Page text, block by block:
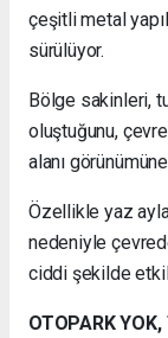
çeşitli metal
sürülüyor.
Bölge sakinleri,
oluştuğunu,
alanı
Özellikle yaz
nedeniyle
ciddi şekilde
OTOPARK